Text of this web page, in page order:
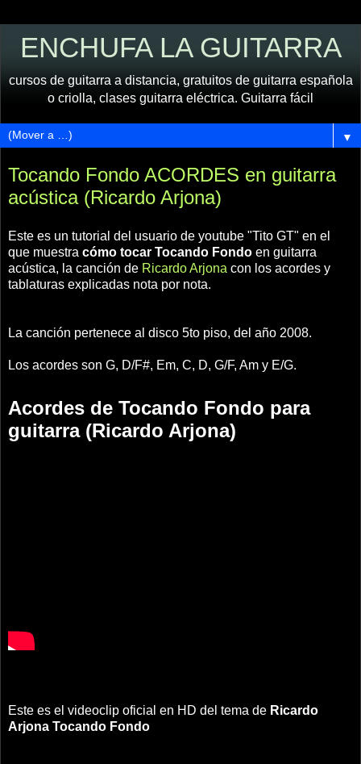
ENCHUFA LA GUITARRA
cursos de guitarra a distancia, gratuitos de guitarra española
o criolla, clases guitarra eléctrica. Guitarra fácil
▼
Tocando Fondo ACORDES en guitarra
acústica (Ricardo Arjona)
Este es un tutorial del usuario de youtube "Tito GT" en el
que muestra cómo tocar Tocando Fondo en guitarra
acústica, la canción de Ricardo Arjona con los acordes y
tablaturas explicadas nota por nota.
La canción pertenece al disco 5to piso, del año 2008.
Los acordes son G, D/F#, Em, C, D, G/F, Am y E/G.
Acordes de Tocando Fondo para
guitarra (Ricardo Arjona)
Este es el videoclip oficial en HD del tema de Ricardo
Arjona Tocando Fondo